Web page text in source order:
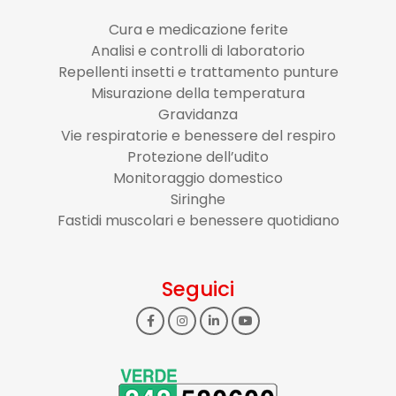
Cura e medicazione ferite
Analisi e controlli di laboratorio
Repellenti insetti e trattamento punture
Misurazione della temperatura
Gravidanza
Vie respiratorie e benessere del respiro
Protezione dell’udito
Monitoraggio domestico
Siringhe
Fastidi muscolari e benessere quotidiano
Seguici